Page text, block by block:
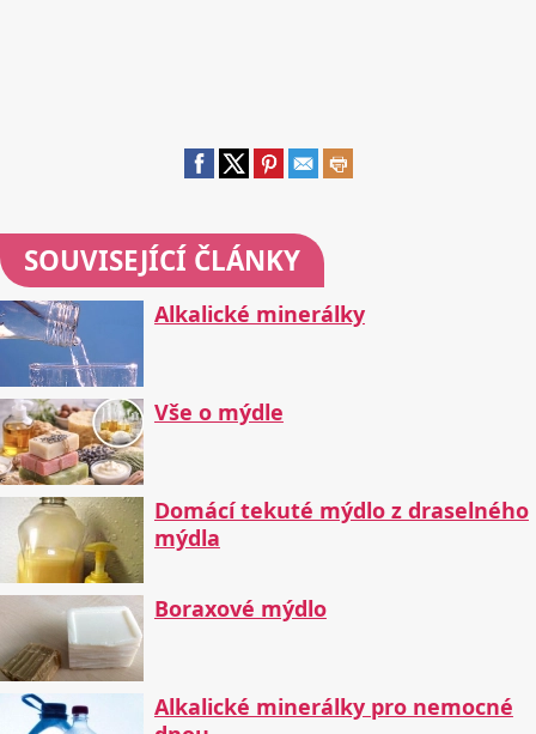
SOUVISEJÍCÍ ČLÁNKY
Alkalické minerálky
Vše o mýdle
Domácí tekuté mýdlo z draselného
mýdla
Boraxové mýdlo
Alkalické minerálky pro nemocné